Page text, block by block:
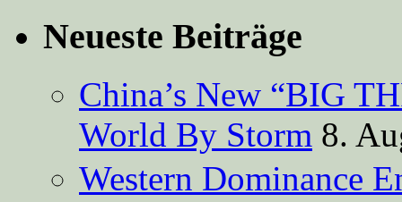
Neueste Beiträge
China’s New “BIG
World By Storm 8.
Western Dominance